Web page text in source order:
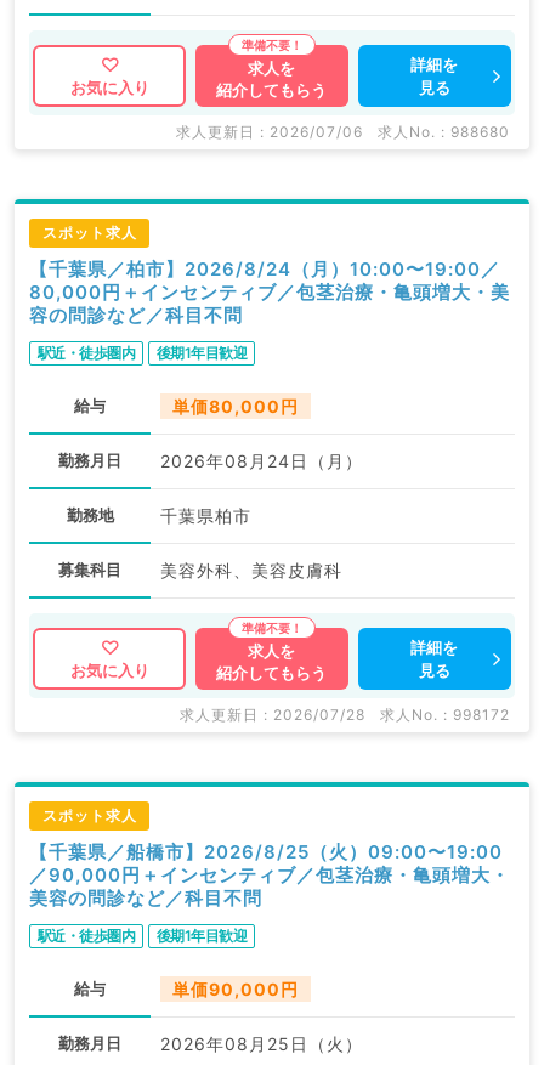
お気に入り
求人を
紹介してもらう
詳細を
見る
求人更新日 : 2026/07/06 求人No. : 988680
スポット求人
【千葉県／柏市】2026/8/24（月）10:00〜19:00／
80,000円＋インセンティブ／包茎治療・亀頭増大・美
容の問診など／科目不問
駅近・徒歩圏内 後期1年目歓迎
給与 単価80,000円
勤務月日 2026年08月24日（月）
勤務地 千葉県柏市
募集科目 美容外科、美容皮膚科
お気に入り
求人を
紹介してもらう
詳細を
見る
求人更新日 : 2026/07/28 求人No. : 998172
スポット求人
【千葉県／船橋市】2026/8/25（火）09:00〜19:00
／90,000円＋インセンティブ／包茎治療・亀頭増大・
美容の問診など／科目不問
駅近・徒歩圏内 後期1年目歓迎
給与 単価90,000円
勤務月日 2026年08月25日（火）